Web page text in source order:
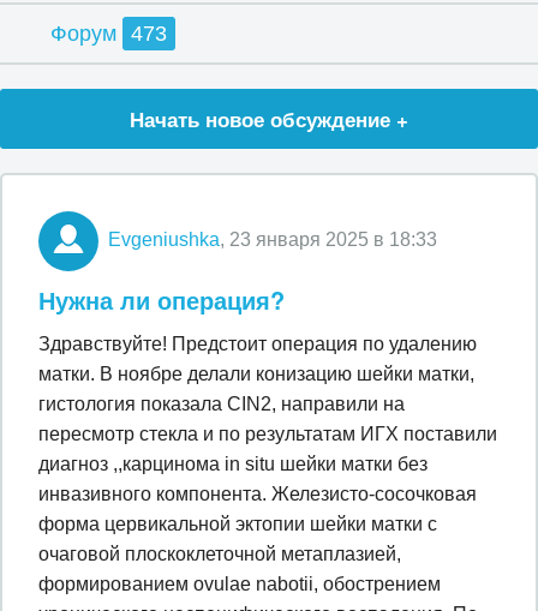
Форум 473
Начать новое обсуждение +
Evgeniushka, 23 января 2025 в 18:33
Нужна ли операция?
Здравствуйте! Предстоит операция по удалению
матки. В ноябре делали конизацию шейки матки,
гистология показала CIN2, направили на
пересмотр стекла и по результатам ИГХ поставили
диагноз ,,карцинома in situ шейки матки без
инвазивного компонента. Железисто-сосочковая
форма цервикальной эктопии шейки матки с
очаговой плоскоклеточной метаплазией,
формированием ovulae nabotii, обострением